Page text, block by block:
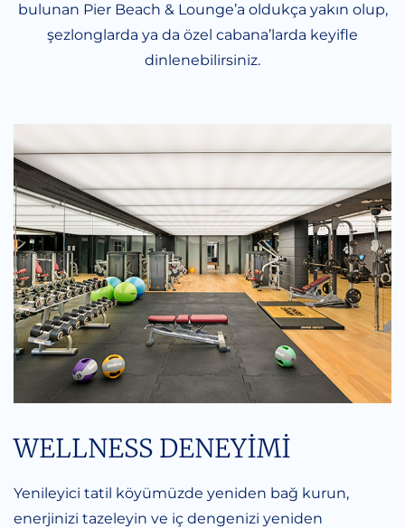
bulunan Pier Beach & Lounge’a oldukça yakın olup,
şezlonglarda ya da özel cabana’larda keyifle
dinlenebilirsiniz.
WELLNESS DENEYIMI
Yenileyici tatil köyümüzde yeniden bağ kurun,
enerjinizi tazeleyin ve iç dengenizi yeniden